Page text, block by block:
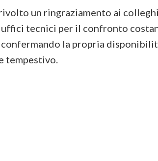
un ringraziamento ai
uffici tecnici per il confronto
la propria
tempestivo.